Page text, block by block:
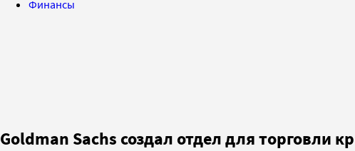
Финансы
Goldman Sachs создал отдел для торговли